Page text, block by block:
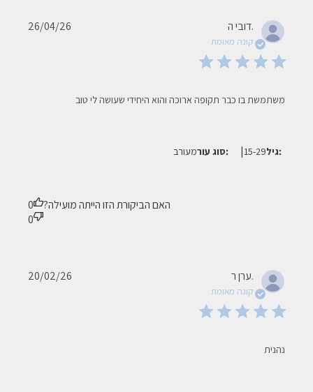
דובי ה.
קונה מאומת
משתמשת בו כבר תקופה ארוכה והוא היחידי שעושה לי טוב
read more about review content משתמשת בו כבר תקופה ארוכה
גיל: 15-29
| סוג עור: מעורב
Published
26/04/26
האם הביקורת הזו הייתה מועילה?
0
0
ערן ר.
קונה מאומת
נהנית
read more about review content
Published
20/02/26